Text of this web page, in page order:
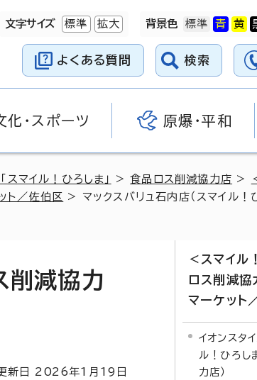
文字サイズ 標準 拡大 背景色
よくある質問 検索
化・スポーツ 原爆・平和
マイル！ひろしま」 >食品ロス削減協力店 >
ト／佐伯区
> マックスバリュ石内店（スマイル
削減協力
日 2026年1月 19 日
＜スマイ
ロス削減協
マーケット
イオンスタ
ル！ひろ
力店）